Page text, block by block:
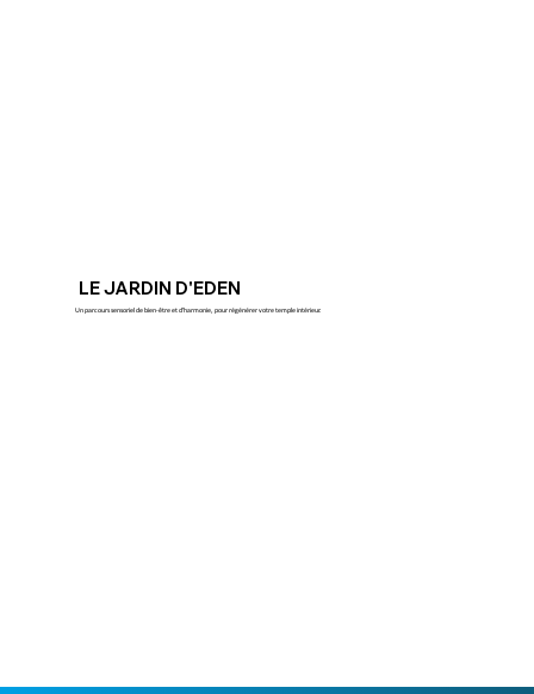
LE JARDIN D'EDEN
Un parcours sensoriel de bien-être et d'harmonie, pour régénérer votre temple intérieur.